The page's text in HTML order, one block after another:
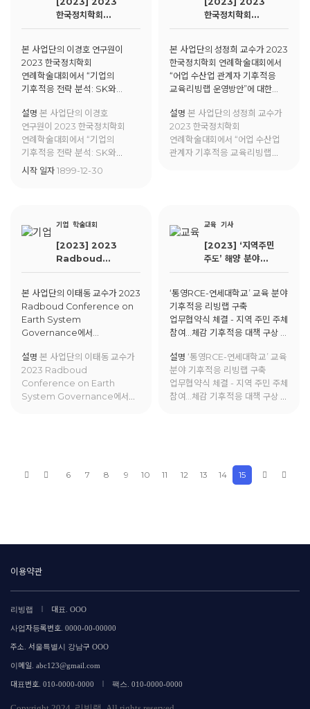
한국정치학회
연례학술대회
본 사업단의 이경호 연구원이
2023 한국정치학회
연례학술대회에서 “기업의
기후적응 전략 분석: SK와
발표를 진행함
설명 본 사업단의 이경호
연구원이 2023 한국정치학회
연례학술대회에서 “기업의
기후적응 전략 분석: SK와
포스코 기업을 중심으로” 에 대한
시작 일자 1899-12-30
한국정치학회
연례학술대회
본 사업단의 성정희 교수가 2023
한국정치학회 연례학술대회에서
“어업 수산업 관계자 기후적응
교육리빙랩 운영방안”에 대한
설명 본 사업단의 성정희 교수가
2023 한국정치학회
연례학술대회에서 “어업 수산업
관계자 기후적응 교육리빙랩
기업 학술대회
[2023] 2023
Radboud
Conference on
Governance
본 사업단의 이태동 교수가 2023
Radboud Conference on
Earth System
Governance에서
and role of university: A
comparative study of
South Korean living lab
cases”에 대한 발표를 진행함
설명 본 사업단의 이태동 교수가
2023 Radboud
Conference on Earth
System Governance에서
교육 기사
[2023] ‘지역주민
주도’ 해양 분야
기후적응 연구 첫 발
‘통영RCE-연세대학교’ 교육 분야
기후적응 리빙랩 구축
업무협약식 체결 - 지역 주민 주체
참여…체감 기후적응 대책 구상 및
설명 ‘통영RCE-연세대학교’ 교육
분야 기후적응 리빙랩 구축
업무협약식 체결 - 지역 주민 주체
참여…체감 기후적응 대책 구상 및
6 7 8 9 10 11 12 13 14 15
이용약관
리빙랩 | 대표. OOO
사업자등록번호. 0000-00-00000
주소. 서울특별시 강남구 OOO
이메일. abc123@gmail.com
대표번호. 010-0000-0000 | 팩스. 010-0000-0000